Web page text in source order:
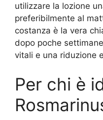
utilizzare la lozione
preferibilmente al
costanza è la vera
dopo poche
vitali e una riduzione
Per chi è